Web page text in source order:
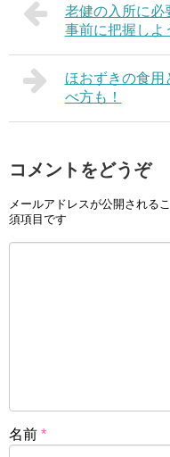
老健の入所に必
事前に把握しよ
ほおずきの食用
べ方も！
コメントをどうぞ
メールアドレスが公開される
須項目です
名前 *